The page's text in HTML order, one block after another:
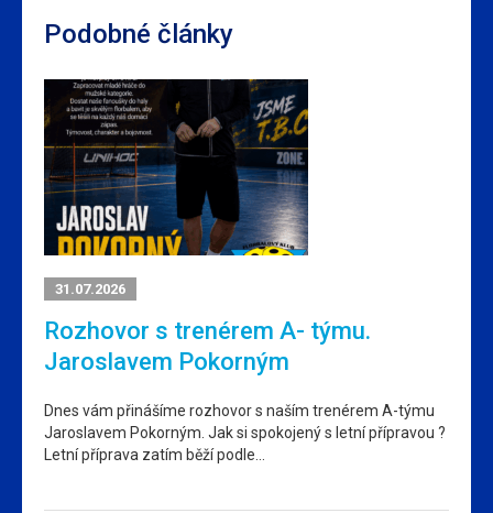
Podobné články
31.07.2026
Rozhovor s trenérem A- týmu.
Jaroslavem Pokorným
Dnes vám přinášíme rozhovor s naším trenérem A-týmu
Jaroslavem Pokorným. Jak si spokojený s letní přípravou ?
Letní příprava zatím běží podle…